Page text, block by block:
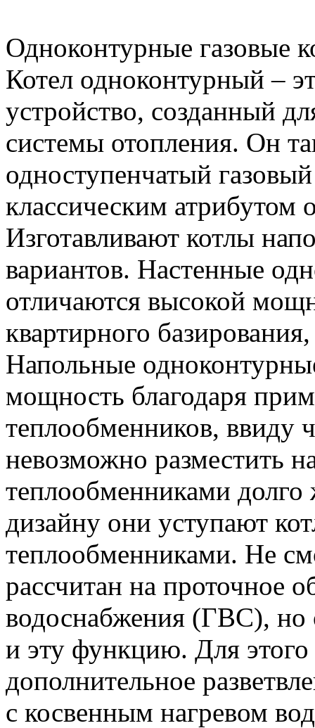
Одноконтурные газовые
Котел одноконтурный –
устройство, созданный
системы отопления. Он
одноступенчатый
классическим атрибутом
Изготавливают котлы
вариантов. Настенные
отличаются высокой
квартирного
Напольные
мощность благодаря
теплообменников, ввиду
невозможно разместить
теплообменниками
дизайну они уступают
теплообменниками. Не
рассчитан на проточное
водоснабжения (ГВС), но
и эту функцию. Для этого
дополнительное
с косвенным нагревом